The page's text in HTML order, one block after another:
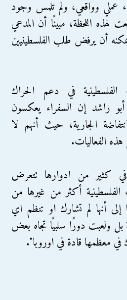
عملي وواقعي، ولم تلمس وجود
اللحظة، مبينًا أن المدعي
يمكنه أن يرفض طلب الفلسطينيين
في دعم الحراك
أبو راشد إن السفراء يعكسون
الجارية، حيث أنهم لا
الفعاليات.
كثير من ادوارها تتعرض
أكثر من غيرها من
أنها لم تشارك او تنظم اي
بل ولعبت دورًا سلبيًا تجاه بعض
معظمها قادة في اوروبا".